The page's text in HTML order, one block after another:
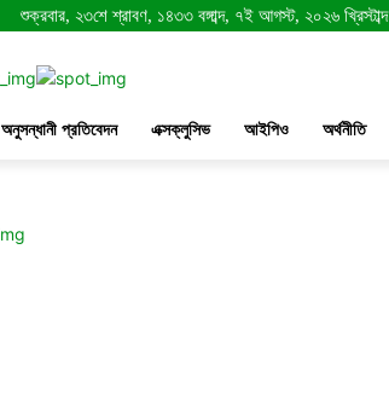
শুক্রবার, ২৩শে শ্রাবণ, ১৪৩৩ বঙ্গাব্দ, ৭ই আগস্ট, ২০২৬ খ্রিস্টাব্দ
অনুসন্ধানী প্রতিবেদন এক্সক্লুসিভ আইপিও অর্থনীতি